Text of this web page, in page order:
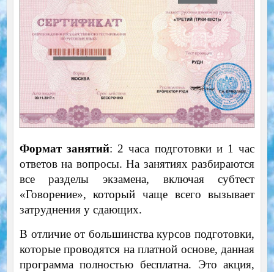
Формат занятий: 2 часа подготовки и 1 час
ответов на вопросы. На занятиях разбираются
все разделы экзамена, включая субтест
«Говорение», который чаще всего вызывает
затруднения у сдающих.
В отличие от большинства курсов подготовки,
которые проводятся на платной основе, данная
программа полностью бесплатна. Это акция,